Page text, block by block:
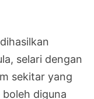
selari dengan
sekitar yang
diguna